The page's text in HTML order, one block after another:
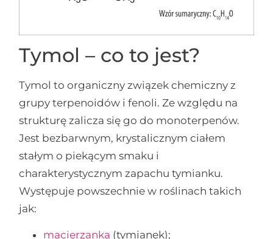
Tymol – co to jest?
Tymol to organiczny związek chemiczny z
grupy terpenoidów i fenoli. Ze względu na
strukturę zalicza się go do monoterpenów.
Jest bezbarwnym, krystalicznym ciałem
stałym o piekącym smaku i
charakterystycznym zapachu tymianku.
Występuje powszechnie w roślinach takich
jak:
macierzanka (tymianek);